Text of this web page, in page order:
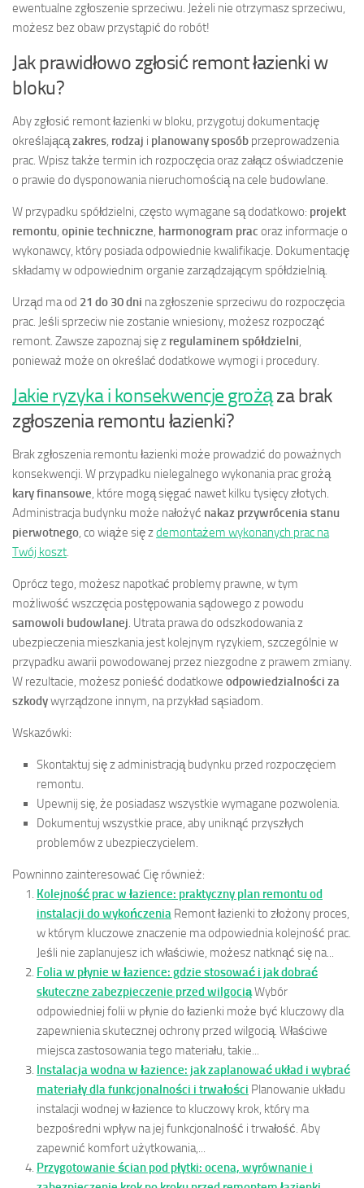
ewentualne zgłoszenie sprzeciwu. Jeżeli nie otrzymasz sprzeciwu,
możesz bez obaw przystąpić do robót!
Jak prawidłowo zgłosić remont łazienki w
bloku?
Aby zgłosić remont łazienki w bloku, przygotuj dokumentację
określającązakres, rodzaj i planowany sposób przeprowadzenia
prac. Wpisz także termin ich rozpoczęcia oraz załącz oświadczenie
o prawie do dysponowania nieruchomością na cele budowlane.
W przypadku spółdzielni, często wymagane są dodatkowo: projekt
remontu, opinie techniczne, harmonogram prac oraz informacje o
wykonawcy, który posiada odpowiednie kwalifikacje. Dokumentację
składamy w odpowiednim organie zarządzającym spółdzielnią.
Urząd ma od 21 do 30 dni na zgłoszenie sprzeciwu do rozpoczęcia
prac. Jeśli sprzeciw nie zostanie wniesiony, możesz rozpocząć
remont. Zawsze zapoznaj się z regulaminem spółdzielni,
ponieważ może on określać dodatkowe wymogi i procedury.
Jakie ryzyka i konsekwencje grożąza brak
zgłoszenia remontu łazienki?
Brak zgłoszenia remontu łazienki może prowadzić do poważnych
konsekwencji. W przypadku nielegalnego wykonania prac grożą
kary finansowe, które mogą sięgać nawet kilku tysięcy złotych.
Administracja budynku może nałożyć nakaz przywrócenia stanu
pierwotnego, co wiąże się zdemontażem wykonanych prac na
Twój koszt.
Oprócz tego, możesz napotkać problemy prawne, w tym
możliwość wszczęcia postępowania sądowego z powodu
samowoli budowlanej. Utrata prawa do odszkodowania z
ubezpieczenia mieszkania jest kolejnym ryzykiem, szczególnie w
przypadku awarii powodowanej przez niezgodne z prawem zmiany.
W rezultacie, możesz ponieść dodatkowe odpowiedzialności za
szkodywyrządzone innym, na przykład sąsiadom.
Wskazówki:
Skontaktuj się z administracją budynku przed rozpoczęciem
remontu.
Upewnij się, że posiadasz wszystkie wymagane pozwolenia.
Dokumentuj wszystkie prace, aby uniknąć przyszłych
problemów z ubezpieczycielem.
Powninno zainteresować Cię również:
Kolejność prac w łazience: praktyczny plan remontu od
instalacji do wykończenia Remont łazienki to złożony proces,
w którym kluczowe znaczenie ma odpowiednia kolejność prac.
Jeśli nie zaplanujesz ich właściwie, możesz natknąć się na...
Folia w płynie w łazience: gdzie stosować i jak dobrać
skuteczne zabezpieczenie przed wilgociąWybór
odpowiedniej folii w płynie do łazienki może być kluczowy dla
zapewnienia skutecznej ochrony przed wilgocią. Właściwe
miejsca zastosowania tego materiału, takie...
Instalacja wodna w łazience: jak zaplanować układ i wybrać
materiały dla funkcjonalności i trwałości Planowanie układu
instalacji wodnej w łazience to kluczowy krok, który ma
bezpośredni wpływ na jej funkcjonalność i trwałość. Aby
zapewnić komfort użytkowania,...
Przygotowanie ścian pod płytki: ocena, wyrównanie i